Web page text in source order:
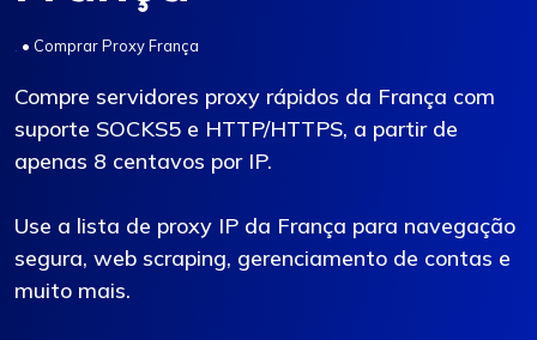
• Comprar Proxy França
Compre servidores proxy rápidos da França com
suporte SOCKS5 e HTTP/HTTPS, a partir de
apenas 8 centavos por IP.
Use a lista de proxy IP da França para navegação
segura, web scraping, gerenciamento de contas e
muito mais.